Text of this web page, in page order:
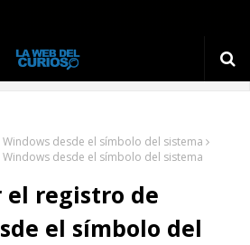
desde el símbolo del sistema
desde el símbolo del sistema
el registro de
el símbolo del